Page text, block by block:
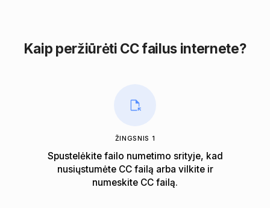
Kaip peržiūrėti CC failus internete?
ŽINGSNIS 1
Spustelėkite failo numetimo srityje, kad
nusiųstumėte CC failą arba vilkite ir
numeskite CC failą.